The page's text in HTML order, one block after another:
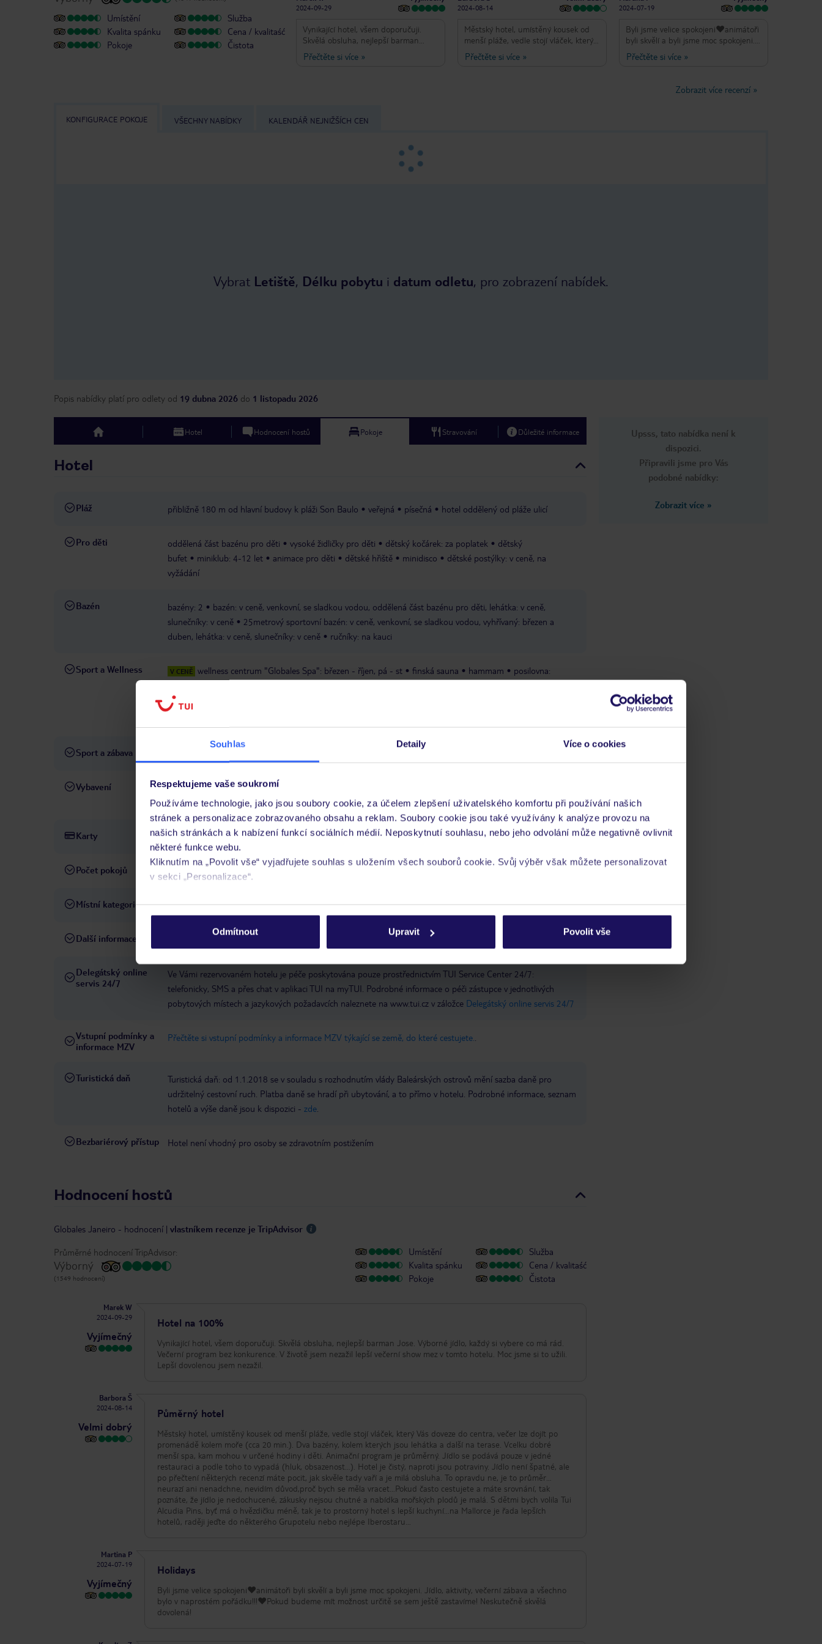
Souhlas Detaily Více o cookies
Respektujeme vaše soukromí
Používáme technologie, jako jsou soubory cookie, za účelem zlepšení uživatelského komfortu při používání našich
stránek a personalizace zobrazovaného obsahu a reklam. Soubory cookie jsou také využívány k analýze provozu na
našich stránkách a k nabízení funkcí sociálních médií. Neposkytnutí souhlasu, nebo jeho odvolání může negativně ovlivnit
některé funkce webu.
Kliknutím na „Povolit vše“ vyjadřujete souhlas s uložením všech souborů cookie. Svůj výběr však můžete personalizovat
v sekci „Personalizace“.
Podrobné informace o souborech cookie naleznete vzásadách používání souborů cookieazásadách ochrany
Odmítnout
Upravit Povolit vše
Umístění
Kvalita spánku
Pokoje
Služba
Cena / kvalitaść
Čistota
2024-09-29
Vynikající hotel, všem doporučuji.
Skvělá obsluha, nejlepší barman
Jose. Výborné jídlo, každý si vybere
co má rád. Večerní program bez
Přečtěte si více »
2024-08-14
Městský hotel, umístěný kousek od
menší pláže, vedle stojí vláček, který
Vás doveze do centra, večer lze dojít
po promenádě kolem moře (cca 20
má o hvězdičku méně, tak je to
Přečtěte si více»
2024-07-19
Byli jsme velice spokojeni❤️animátoři
byli skvělí a byli jsme moc spokojeni.
Jídlo, aktivity, večerní zábava a
všechno bylo v naprostém pořádku!!!
se sem ještě zastavíme! Neskutečně
skvělá dovolená!
Přečtěte si více»
Zobrazit více recenzí»
KONFIGURACE POKOJE VŠECHNY NABÍDKY KALENDÁŘ NEJNIŽŠÍCH CEN
Vybrat Letiště, Délku pobytu i datum odletu, pro zobrazení nabídek.
Popis nabídky platí pro odlety od 19 dubna 2026 do 1 listopadu 2026
top Hotel Hodnocení hostů Pokoje Stravování Důležité informace
Hotel
Pláž přibližně 180 m od hlavní budovy k pláži Son Baulo veřejná písečná hotel oddělený od pláže ulicí
Pro děti oddělená část bazénu pro děti vysoké židličky pro děti dětský kočárek: za poplatek
dětský
bufet
miniklub: 4-12 let animace pro děti dětské hřiště minidisco
dětské postýlky: v ceně, na
vyžádání
Bazén bazény: 2
bazén: v ceně, venkovní, se sladkou vodou, oddělená část bazénu pro děti, lehátka: v ceně,
slunečníky: v ceně
25metrový sportovní bazén: v ceně, venkovní, se sladkou vodou, vyhřívaný: březen a
duben, lehátka: v ceně, slunečníky: v ceně
ručníky: na kauci
Sport a Wellness V CENĚ wellness centrum "Globales Spa": březen - říjen, pá - st finská sauna hammam
posilovna:
PLATNÉ
Sport a zábava
Vybavení recepce: 24 hodin výtah TV místnost
poplatek
Karty Visa, MasterCard, Maestro
Počet pokojů 211
Místní kategorie 4 hvězdičky
Další informace
Delegátský online
servis 24/7
Ve Vámi rezervovaném hotelu je péče poskytována pouze prostřednictvím TUI Service Center 24/7:
telefonicky, SMS a přes chat v aplikaci TUI na myTUI. Podrobné informace o péči zástupce v jednotlivých
pobytových místech a jazykových požadavcích naleznete na www.tui.cz v záložce Delegátský online servis 24/7
Vstupní podmínky a
informace MZV
Přečtěte si vstupní podmínky a informace MZV týkající se země, do které cestujete.
Turistická daň
Turistická daň: od 1.1.2018 se v souladu s rozhodnutím vlády Baleárských ostrovů mění sazba daně pro
udržitelný cestovní ruch. Platba daně se hradí při ubytování, a to přímo v hotelu. Podrobné informace, seznam
hotelů a výše daně jsou k dispozici - zde
Bezbariérový přístup Hotel není vhodný pro osoby se zdravotním postižením
Hodnocení hostů
Globales Janeiro - hodnocení | vlastníkem recenze je TripAdvisor
Průměrné hodnocení TripAdvisor:
Výborný
(1549 hodnocení)
Umístění
Kvalita spánku
Pokoje
Služba
Cena / kvalitaść
Čistota
Marek W
2024-09-29
Vyjímečný
Hotel na 100%
Vynikající hotel, všem doporučuji. Skvělá obsluha, nejlepší barman Jose. Výborné jídlo, každý si vybere co má rád.
Večerní program bez konkurence. V životě jsem nezažil lepší večerní show mez v tomto hotelu. Moc jsme si to užili.
Lepší dovolenou jsem nezažil.
Barbora Š
2024-08-14
Velmi dobrý
Půměrný hotel
Městský hotel, umístěný kousek od menší pláže, vedle stojí vláček, který Vás doveze do centra, večer lze dojít po
promenádě kolem moře (cca 20 min.). Dva bazény, kolem kterých jsou lehátka a další na terase. Vcelku dobré
menší spa, kam mohou v určené hodiny i děti. Animační program je průměrný. Jídlo se podává pouze v jedné
restauraci a podle toho to vypadá (hluk, obsazenost…). Hotel je čistý, naproti jsou potraviny. Jídlo není špatné, ale
po přečtení některých recenzí máte pocit, jak skvěle tady vaří a je milá obsluha. To opravdu ne, je to průměr…
neurazí ani nenadchne, nevidím důvod,proč bych se měla vracet…Pokud často cestujete a máte srovnání, tak
poznáte, že jídlo je nedochucené, zákusky nejsou chutné a nabídka mořských plodů je malá. S dětmi bych volila Tui
Alcudia Pins, byť má o hvězdičku méně, tak je to prostorný hotel s lepší kuchyní…na Mallorce je řada lepších
hotelů, raději jeďte do některého Grupotelu nebo nejlépe Iberostaru…
Martina P
2024-07-19
Vyjímečný
Holidays
Byli jsme velice spokojeni❤️animátoři byli skvělí a byli jsme moc spokojeni. Jídlo, aktivity, večerní zábava a všechno
bylo v naprostém pořádku!!!❤️Pokud budeme mít možnost určitě se sem ještě zastavíme! Neskutečně skvělá
dovolená!
Upsss, tato nabídka není k
dispozici.
Připravili jsme pro Vás
podobné nabídky:
Zobrazit více »